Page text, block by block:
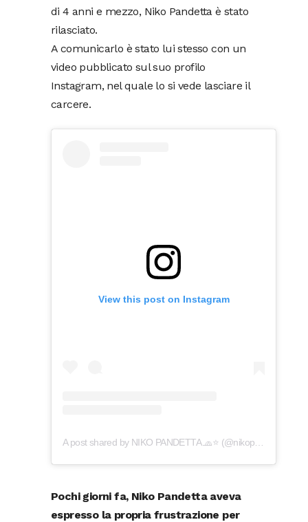
di 4 anni e mezzo, Niko Pandetta è stato
rilasciato.
A comunicarlo è stato lui stesso con un
video pubblicato sul suo profilo
Instagram, nel quale lo si vede lasciare il
carcere.
View this post on Instagram
Pochi giorni fa, Niko Pandetta aveva
espresso la propria frustrazione per